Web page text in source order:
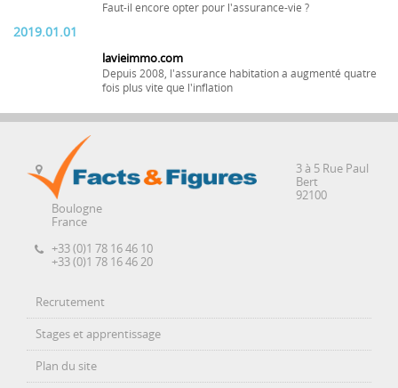
Faut-il encore opter pour l'assurance-vie ?
2019.01.01
lavieimmo.com
Depuis 2008, l'assurance habitation a augmenté quatre
fois plus vite que l'inflation
3 à 5 Rue Paul
Bert
92100
Boulogne
France
+33 (0)1 78 16 46 10
+33 (0)1 78 16 46 20
Recrutement
Stages et apprentissage
Plan du site